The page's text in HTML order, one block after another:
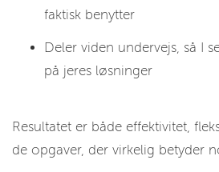
faktisk benytter
Deler viden undervejs, så I
på jeres løsninger
Resultatet er både effektivitet,
de opgaver, der virkelig betyder